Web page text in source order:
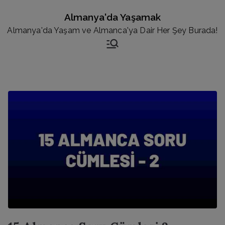
Almanya'da Yaşamak
Almanya'da Yaşam ve Almanca'ya Dair Her Şey Burada!